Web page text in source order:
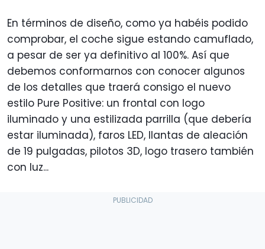
En términos de diseño, como ya habéis podido
comprobar, el coche sigue estando camuflado,
a pesar de ser ya definitivo al 100%. Así que
debemos conformarnos con conocer algunos
de los detalles que traerá consigo el nuevo
estilo Pure Positive: un frontal con logo
iluminado y una estilizada parrilla (que debería
estar iluminada), faros LED, llantas de aleación
de 19 pulgadas, pilotos 3D, logo trasero también
con luz...